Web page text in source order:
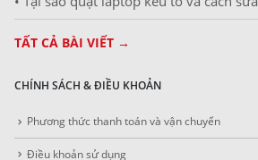
TẤT CẢ BÀI VIẾT →
CHÍNH SÁCH & ĐIỀU KHOẢN
Phương thức thanh toán và vận chuyển
Điều khoản sử dụng